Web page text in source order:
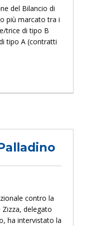
del Bilancio di
più marcato tra i
trice di tipo B
tipo A (contratti
contro la
Zizza, delegato
ha intervistato la